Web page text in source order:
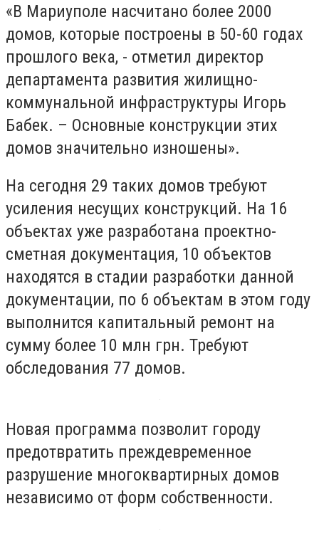
«В Мариуполе насчитано более 2000
домов, которые построены в 50-60 годах
прошлого века, - отметил директор
департамента развития жилищно-
коммунальной инфраструктуры Игорь
Бабек. – Основные конструкции этих
домов значительно изношены».
На сегодня 29 таких домов требуют
усиления несущих конструкций. На 16
объектах уже разработана проектно-
сметная документация, 10 объектов
находятся в стадии разработки данной
документации, по 6 объектам в этом году
выполнится капитальный ремонт на
сумму более 10 млн грн. Требуют
обследования 77 домов.
Новая программа позволит городу
предотвратить преждевременное
разрушение многоквартирных домов
независимо от форм собственности.